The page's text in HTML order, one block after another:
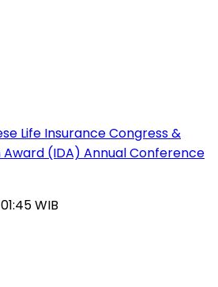
Life Insurance Congress &
(IDA) Annual Conference
WIB